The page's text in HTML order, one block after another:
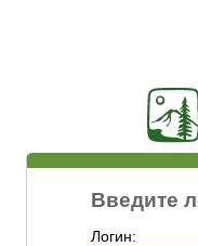
Введите
Логин: